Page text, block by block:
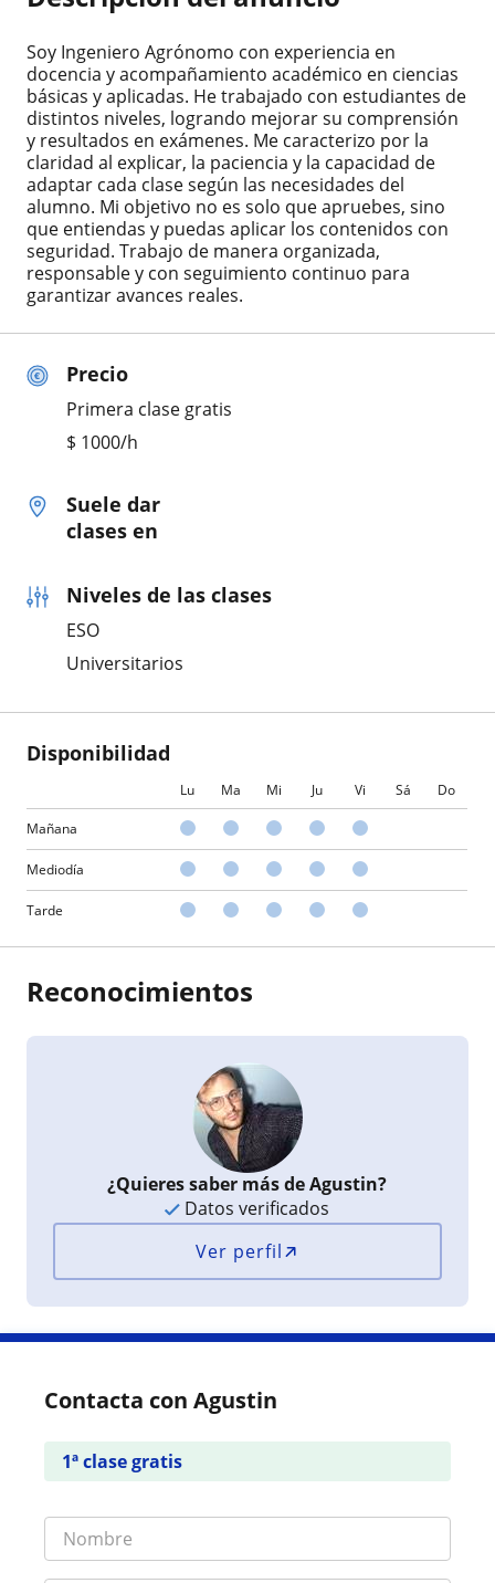
Precio
Primera clase gratis
$ 1000/h
Suele dar
clases en
Niveles de las clases
ESO
Universitarios
Disponibilidad
Lu Ma Mi Ju Vi Sá Do
Mañana
Mediodía
Tarde
Soy Ingeniero Agrónomo con experiencia en
docencia y acompañamiento académico en ciencias
básicas y aplicadas. He trabajado con estudiantes de
distintos niveles, logrando mejorar su comprensión
y resultados en exámenes. Me caracterizo por la
claridad al explicar, la paciencia y la capacidad de
adaptar cada clase según las necesidades del
alumno. Mi objetivo no es solo que apruebes, sino
que entiendas y puedas aplicar los contenidos con
seguridad. Trabajo de manera organizada,
responsable y con seguimiento continuo para
garantizar avances reales.
Reconocimientos
¿Quieres saber más de Agustin?
Datos verificados
Ver perfil
Contacta con Agustin
1ª clase gratis